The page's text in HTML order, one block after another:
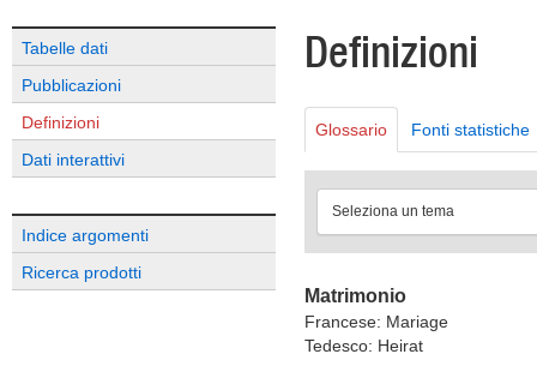
Tabelle dati
Pubblicazioni
Definizioni
Dati interattivi
Indice argomenti
Ricerca prodotti
Definizioni
Glossario Fonti statistiche
Seleziona un tema
Matrimonio
Francese: Mariage
Tedesco: Heirat